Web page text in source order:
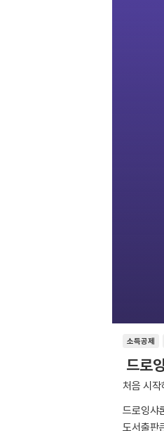
소득공제
드로
처음 시작
드로잉샤
도서출판